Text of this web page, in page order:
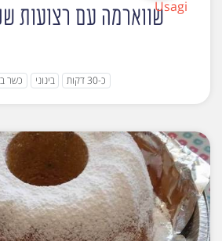
שווארמה עם רצועות
כ-30 דקות בינוני כשר